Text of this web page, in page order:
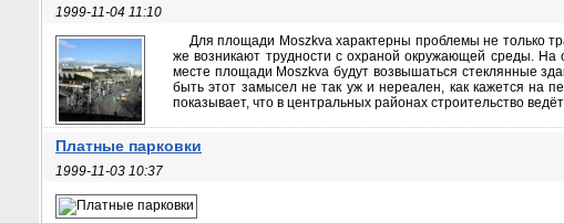
1999-11-04 11:10
Для площади Moszkva характерны проблемы не только
же возникают трудности с охраной окружающей среды. На
месте площади Moszkva будут возвышаться стеклянные
быть этот замысел не так уж и нереален, как кажется на
показывает, что в центральных районах строительство
Платные парковки
1999-11-03 10:37